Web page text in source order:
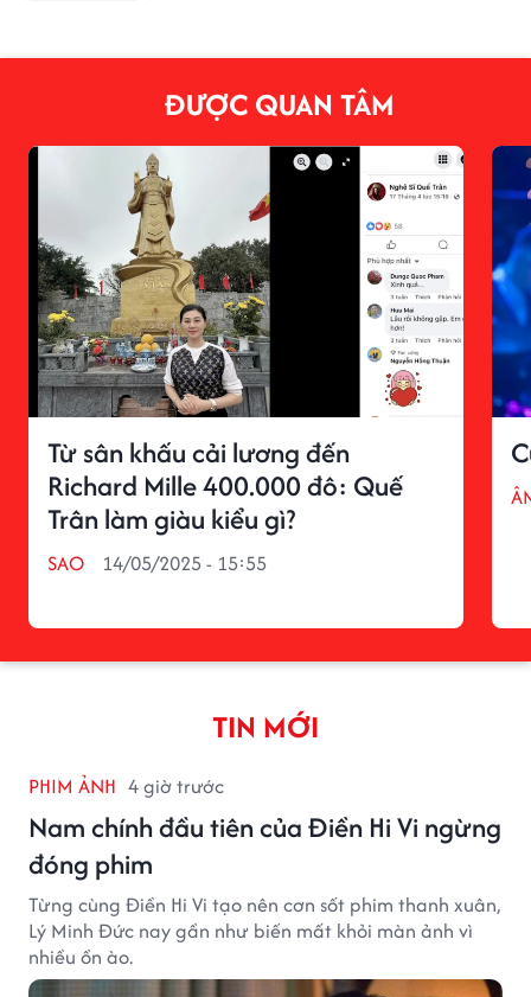
ĐƯỢC QUAN TÂM
Từ sân khấu cải lương đến
Richard Mille 400.000 đô: Quế
Trân làm giàu kiểu gì?
SAO 14/05/2025 - 15:55
TIN MỚI
PHIM ẢNH 4 giờ trước
Nam chính đầu tiên của Điền Hi Vi ngừng
đóng phim
Từng cùng Điền Hi Vi tạo nên cơn sốt phim thanh xuân,
Lý Minh Đức nay gần như biến mất khỏi màn ảnh vì
nhiều ồn ào.